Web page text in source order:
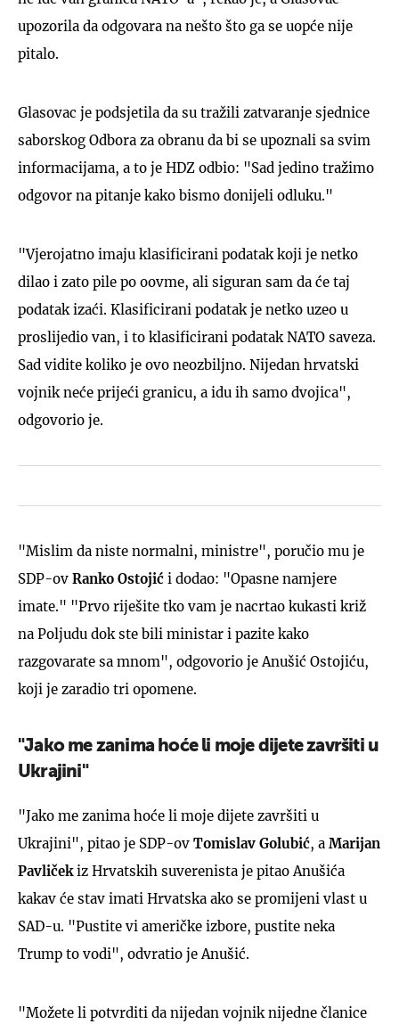
upozorila da odgovara na nešto što ga se uopće nije
pitalo.
Glasovac je podsjetila da su tražili zatvaranje sjednice
saborskog Odbora za obranu da bi se upoznali sa svim
informacijama, a to je HDZ odbio: "Sad jedino tražimo
odgovor na pitanje kako bismo donijeli odluku."
"Vjerojatno imaju klasificirani podatak koji je netko
dilao i zato pile po oovme, ali siguran sam da će taj
podatak izaći. Klasificirani podatak je netko uzeo u
proslijedio van, i to klasificirani podatak NATO saveza.
Sad vidite koliko je ovo neozbiljno. Nijedan hrvatski
vojnik neće prijeći granicu, a idu ih samo dvojica",
odgovorio je.
"Mislim da niste normalni, ministre", poručio mu je
SDP-ov Ranko Ostojić i dodao: "Opasne namjere
imate." "Prvo riješite tko vam je nacrtao kukasti križ
na Poljudu dok ste bili ministar i pazite kako
razgovarate sa mnom", odgovorio je Anušić Ostojiću,
koji je zaradio tri opomene.
"Jako me zanima hoće li moje dijete završiti u
Ukrajini"
"Jako me zanima hoće li moje dijete završiti u
Ukrajini", pitao je SDP-ov Tomislav Golubić, a Marijan
Pavličekiz Hrvatskih suverenista je pitao Anušića
kakav će stav imati Hrvatska ako se promijeni vlast u
SAD-u. "Pustite vi američke izbore, pustite neka
Trump to vodi", odvratio je Anušić.
"Možete li potvrditi da nijedan vojnik nijedne članice